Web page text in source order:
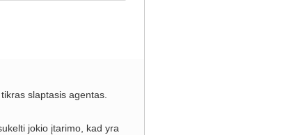
slaptasis agentas.
jokio įtarimo, kad yra